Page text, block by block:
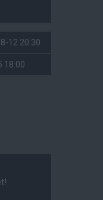
12 20:30
18:00